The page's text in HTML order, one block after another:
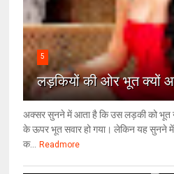
5
लड़कियों की ओर भूत क्‍यों
अक्सर सुनने में आता है कि उस लड़की को भूत
के ऊपर भूत सवार हो गया। लेकिन यह सुनने
क...
Readmore